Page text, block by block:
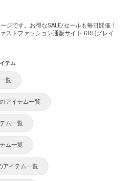
ジです。お得なSALE/セールも毎日開催！
ストファッション通販サイト GRL(グレイ
テム
覧
アイテム一覧
ム一覧
ム一覧
アイテム一覧